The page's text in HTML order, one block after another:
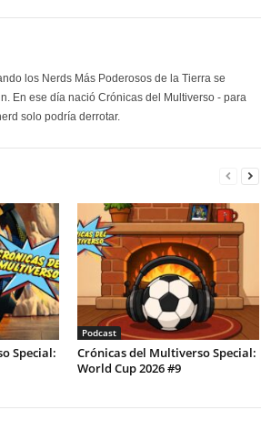
los Nerds Más Poderosos de la Tierra se
En ese día nació Crónicas del Multiverso - para
solo podría derrotar.
Special:
Podcast
Crónicas del Multiverso Special:
World Cup 2026 #9